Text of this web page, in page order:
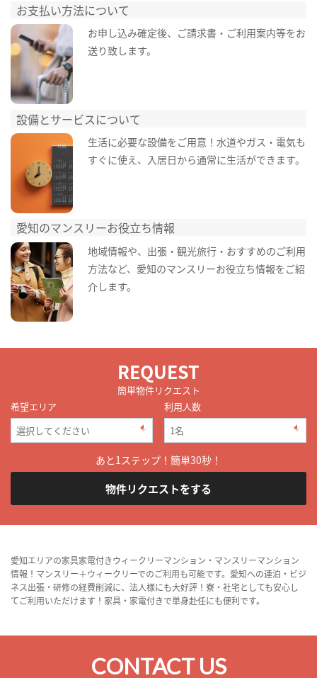
お支払い方法について
お申し込み確定後、ご請求書・ご利用案内等をお
送り致します。
設備とサービスについて
生活に必要な設備をご用意！水道やガス・電気も
すぐに使え、入居日から通常に生活ができます。
愛知のマンスリーお役立ち情報
地域情報や、出張・観光旅行・おすすめのご利用
方法など、愛知のマンスリーお役立ち情報をご紹
介します。
REQUEST
簡単物件リクエスト
希望エリア
利用人数
あと1ステップ！簡単30秒！
物件リクエストをする
愛知エリアの家具家電付きウィークリーマンション・マンスリーマンション
情報！マンスリー＋ウィークリーでのご利用も可能です。愛知への連泊・ビジ
ネス出張・研修の経費削減に、法人様にも大好評！寮・社宅としても安心し
てご利用いただけます！家具・家電付きで単身赴任にも便利です。
CONTACT US